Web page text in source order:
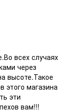
всех случаях
через
высоте.Такое
этого магазина
эти
вам!!!